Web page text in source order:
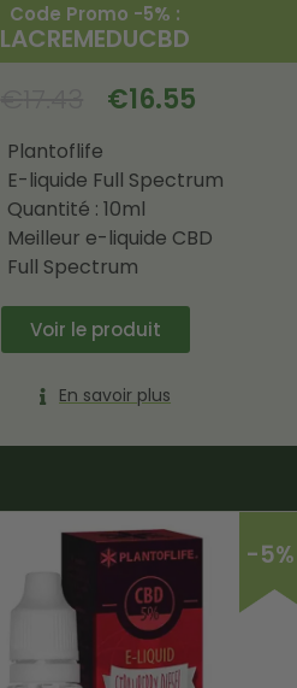
Code Promo -5% :
LACREMEDUCBD
€16.55
Plantoflife
E-liquide Full Spectrum
Quantité : 10ml
Meilleur e-liquide CBD
Full Spectrum
Voir le produit
En savoir plus
-5%